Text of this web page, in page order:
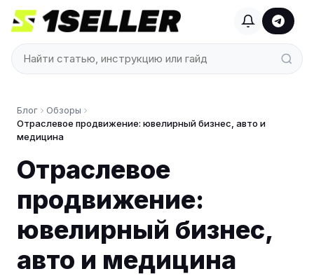
Блог
Обзоры
Отраслевое продвижение: ювелирный бизнес, авто и
медицина
Отраслевое
продвижение:
ювелирный бизнес,
авто и медицина